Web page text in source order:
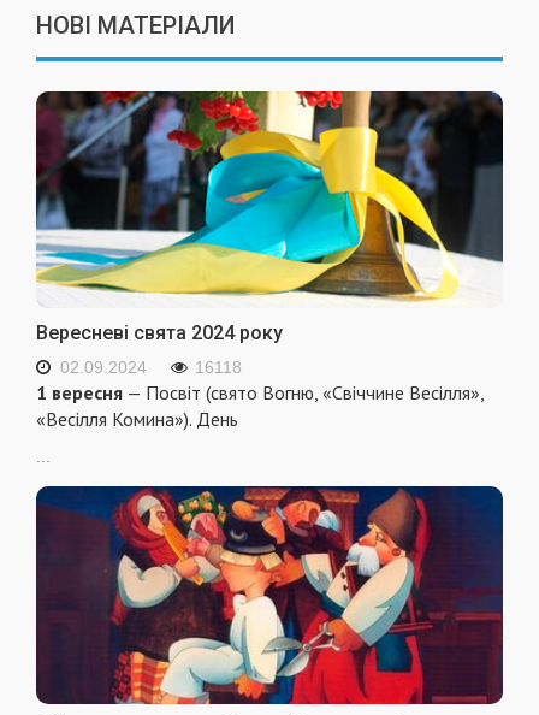
НОВІ МАТЕРІАЛИ
Вересневі свята 2024 року
02.09.2024 16118
1 вересня — Посвіт (свято Вогню, «Свіччине Весілля»,
«Весілля Комина»). День
...